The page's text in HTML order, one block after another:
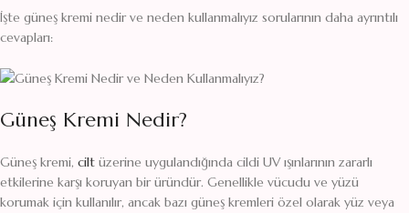
İşte güneş kremi nedir ve neden kullanmalıyız sorularının daha ayrıntılı
cevapları:
Güneş Kremi Nedir?
Güneş kremi, cilt üzerine uygulandığında cildi UV ışınlarının zararlı
etkilerine karşı koruyan bir üründür. Genellikle vücudu ve yüzü
korumak için kullanılır, ancak bazı güneş kremleri özel olarak yüz veya